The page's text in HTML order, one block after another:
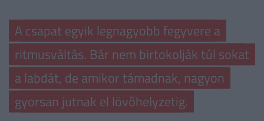
A csapat egyik legnagyobb fegyvere a
ritmusváltás. Bár nem birtokolják túl sokat
a labdát, de amikor támadnak, nagyon
gyorsan jutnak el lövőhelyzetig.